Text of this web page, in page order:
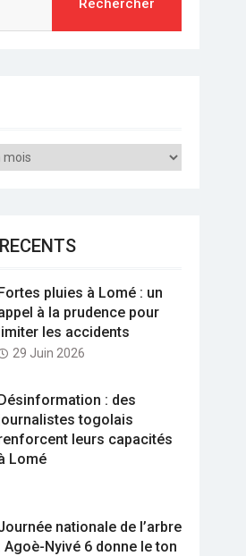
pluies à Lomé : un
à la prudence pour
les accidents
29 Juin 2026
: des
togolais
leurs capacités
Lomé
nationale de l’arbre
Agoè-Nyivé 6 donne le ton